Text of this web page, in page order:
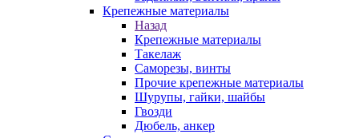
Крепежные материалы
Назад
Крепежные материалы
Такелаж
Саморезы, винты
Прочие крепежные материалы
Шурупы, гайки, шайбы
Гвозди
Дюбель, анкер